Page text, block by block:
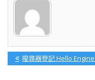
文 Previous
Post:
搜尋器登記 Hello